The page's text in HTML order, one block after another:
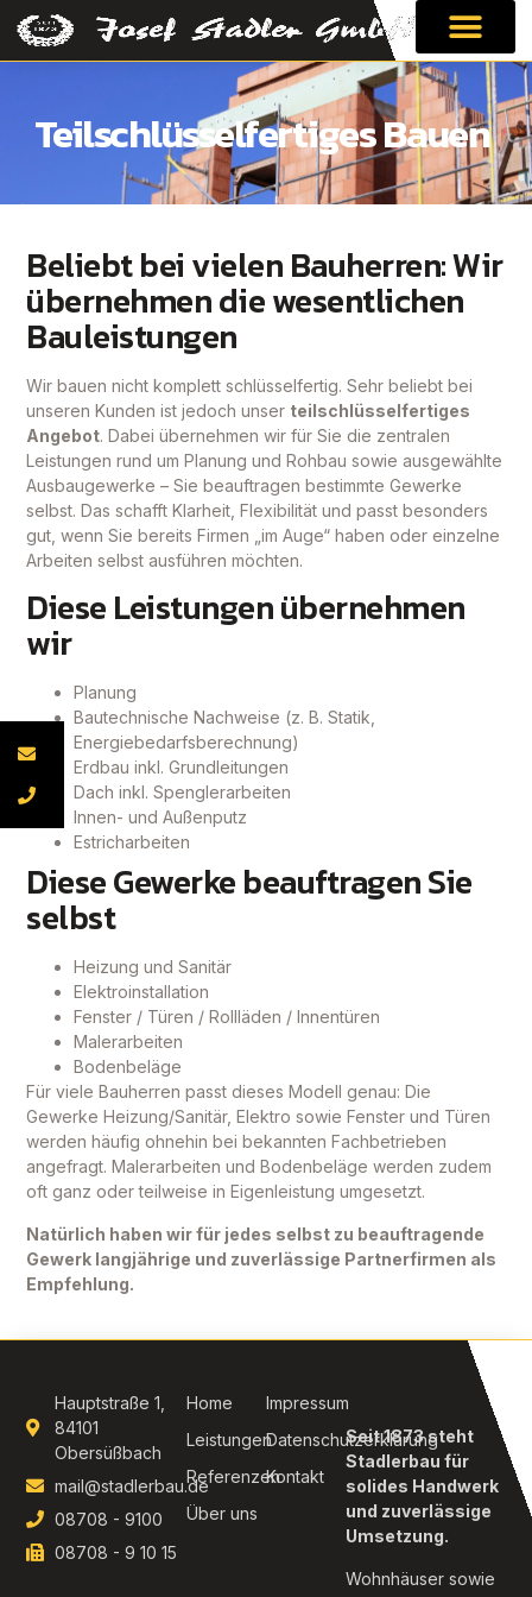
Teilschlüsselfertiges Bauen
Beliebt bei vielen Bauherren: Wir
übernehmen die wesentlichen
Bauleistungen
Wir bauen nicht komplett schlüsselfertig. Sehr beliebt bei
unseren Kunden ist jedoch unser teilschlüsselfertiges
Angebot. Dabei übernehmen wir für Sie die zentralen
Leistungen rund um Planung und Rohbau sowie ausgewählte
Ausbaugewerke – Sie beauftragen bestimmte Gewerke
selbst. Das schafft Klarheit, Flexibilität und passt besonders
gut, wenn Sie bereits Firmen „im Auge“ haben oder einzelne
Arbeiten selbst ausführen möchten.
Diese Leistungen übernehmen
wir
Planung
Bautechnische Nachweise (z. B. Statik,
Energiebedarfsberechnung)
Erdbau inkl. Grundleitungen
Dach inkl. Spenglerarbeiten
Innen- und Außenputz
Estricharbeiten
Diese Gewerke beauftragen Sie
selbst
Heizung und Sanitär
Elektroinstallation
Fenster / Türen / Rollläden / Innentüren
Malerarbeiten
Bodenbeläge
Für viele Bauherren passt dieses Modell genau: Die
Gewerke Heizung/Sanitär, Elektro sowie Fenster und Türen
werden häufig ohnehin bei bekannten Fachbetrieben
angefragt. Malerarbeiten und Bodenbeläge werden zudem
oft ganz oder teilweise in Eigenleistung umgesetzt.
Natürlich haben wir für jedes selbst zu beauftragende
Gewerk langjährige und zuverlässige Partnerfirmen als
Empfehlung.
Hauptstraße 1,
84101
Obersüßbach
mail@stadlerbau.de
08708 - 9100
08708 - 9 10 15
Home
Leistungen
Referenzen
Über uns
Impressum
Datenschutzerklärung
Kontakt
Seit 1873 steht
Stadlerbau für
solides Handwerk
und zuverlässige
Umsetzung.
Wohnhäuser sowie